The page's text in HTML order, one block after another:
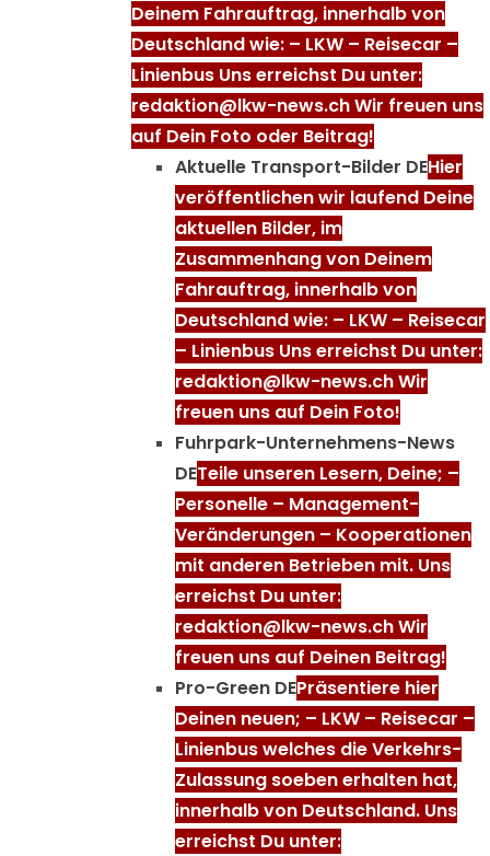
Deinem Fahrauftrag, innerhalb von
Deutschland wie: – LKW – Reisecar –
Linienbus Uns erreichst Du unter:
redaktion@lkw-news.ch Wir freuen uns
auf Dein Foto oder Beitrag!
Aktuelle Transport-Bilder DEHier
veröffentlichen wir laufend Deine
aktuellen Bilder, im
Zusammenhang von Deinem
Fahrauftrag, innerhalb von
Deutschland wie: – LKW – Reisecar
– Linienbus Uns erreichst Du unter:
redaktion@lkw-news.ch Wir
freuen uns auf Dein Foto!
Fuhrpark-Unternehmens-News
DETeile unseren Lesern, Deine; –
Personelle – Management-
Veränderungen – Kooperationen
mit anderen Betrieben mit. Uns
erreichst Du unter:
redaktion@lkw-news.ch Wir
freuen uns auf Deinen Beitrag!
Pro-Green DEPräsentiere hier
Deinen neuen; – LKW – Reisecar –
Linienbus welches die Verkehrs-
Zulassung soeben erhalten hat,
innerhalb von Deutschland. Uns
erreichst Du unter: